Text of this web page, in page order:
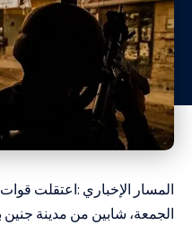
المسار الإخباري :اعتقلت قوات
الجمعة، شابين من مدينة جنين